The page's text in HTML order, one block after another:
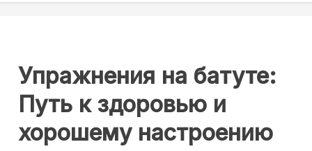
Упражнения на батуте:
Путь к здоровью и
хорошему настроению